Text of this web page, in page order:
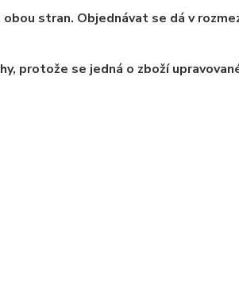
stran. Objednávat se dá v
protože se jedná o zboží